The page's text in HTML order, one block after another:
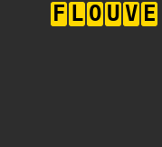
F L O U V E